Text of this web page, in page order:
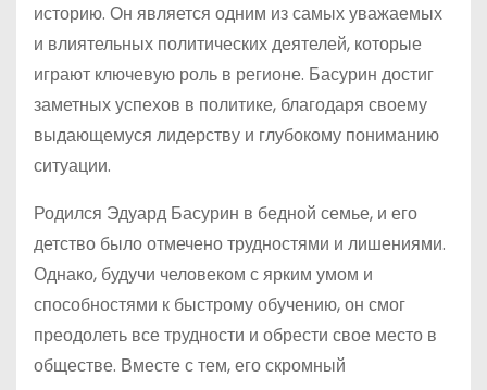
историю. Он является одним из самых уважаемых
и влиятельных политических деятелей, которые
играют ключевую роль в регионе. Басурин достиг
заметных успехов в политике, благодаря своему
выдающемуся лидерству и глубокому пониманию
ситуации.
Родился Эдуард Басурин в бедной семье, и его
детство было отмечено трудностями и лишениями.
Однако, будучи человеком с ярким умом и
способностями к быстрому обучению, он смог
преодолеть все трудности и обрести свое место в
обществе. Вместе с тем, его скромный